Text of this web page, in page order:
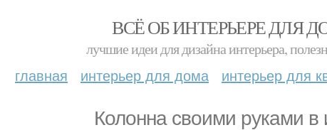
ВСЁ ОБ ИНТЕРЬЕРЕ ДЛЯ
лучшие идеи для дизайна интерьера,
главная интерьер для дома интерьер для
Колонна своими руками в